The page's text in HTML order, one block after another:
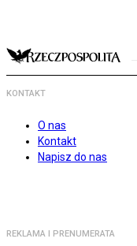
KONTAKT
O nas
Kontakt
Napisz do nas
REKLAMA I PRENUMERATA